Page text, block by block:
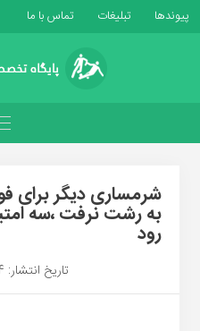
پیوندها تبلیغات تماس با ما
شرمساری دیگر برای
به رشت نرفت ،سه
رود
تاریخ انتشار: 04 مارس 2022